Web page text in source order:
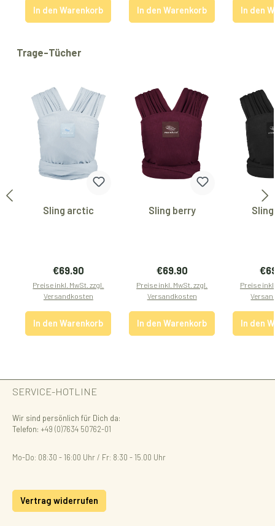
In den Warenkorb In den Warenkorb In den
Produktgalerie überspringen
Trage-Tücher
Sling arctic
Regulärer Preis:
€69.90
Preise inkl. MwSt. zzgl.
Versandkosten
In den Warenkorb
Sling berry
Regulärer Preis:
€69.90
Preise inkl. MwSt. zzgl.
Versandkosten
In den Warenkorb
Preise
In den
SERVICE-HOTLINE
Wir sind persönlich für Dich da:
Telefon: +49 (0)7634 50762-01
Mo-Do: 08:30 - 16:00 Uhr / Fr: 8:30 - 15.00 Uhr
Vertrag widerrufen